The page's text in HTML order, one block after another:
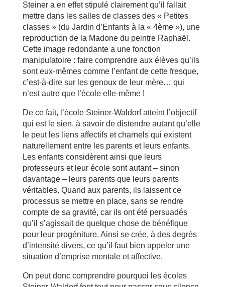
Steiner a en effet stipulé clairement qu’il fallait
mettre dans les salles de classes des « Petites
classes » (du Jardin d’Enfants à la « 4ème »), une
reproduction de la Madone du peintre Raphaël.
Cette image redondante a une fonction
manipulatoire : faire comprendre aux élèves qu’ils
sont eux-mêmes comme l’enfant de cette fresque,
c’est-à-dire sur les genoux de leur mère… qui
n’est autre que l’école elle-même !
De ce fait, l’école Steiner-Waldorf atteint l’objectif
qui est le sien, à savoir de distendre autant qu’elle
le peut les liens affectifs et charnels qui existent
naturellement entre les parents et leurs enfants.
Les enfants considèrent ainsi que leurs
professeurs et leur école sont autant – sinon
davantage – leurs parents que leurs parents
véritables. Quand aux parents, ils laissent ce
processus se mettre en place, sans se rendre
compte de sa gravité, car ils ont été persuadés
qu’il s’agissait de quelque chose de bénéfique
pour leur progéniture. Ainsi se crée, à des degrés
d’intensité divers, ce qu’il faut bien appeler une
situation d’emprise mentale et affective.
On peut donc comprendre pourquoi les écoles